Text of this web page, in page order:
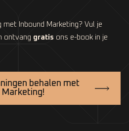
Inbound Marketing? Vul je
ontvang gratis ons e-book in je
behalen met
Marketing!